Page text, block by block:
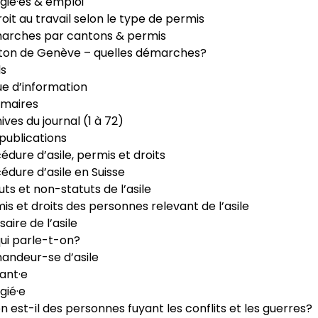
au travail selon le type de permis
par cantons & permis
de Genève – quelles démarches?
d’information
du journal (1 à 72)
d’asile, permis et droits
d’asile en Suisse
et non-statuts de l’asile
et droits des personnes relevant de l’asile
de l’asile
parle-t-on?
se d’asile
est-il des personnes fuyant les conflits et les guerres?